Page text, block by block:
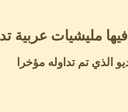
مليشيات عربية